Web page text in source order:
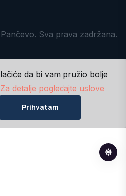
Sva prava zadržana.
da bi vam pružio bolje
Za detalje pogledajte uslove
Prihvatam